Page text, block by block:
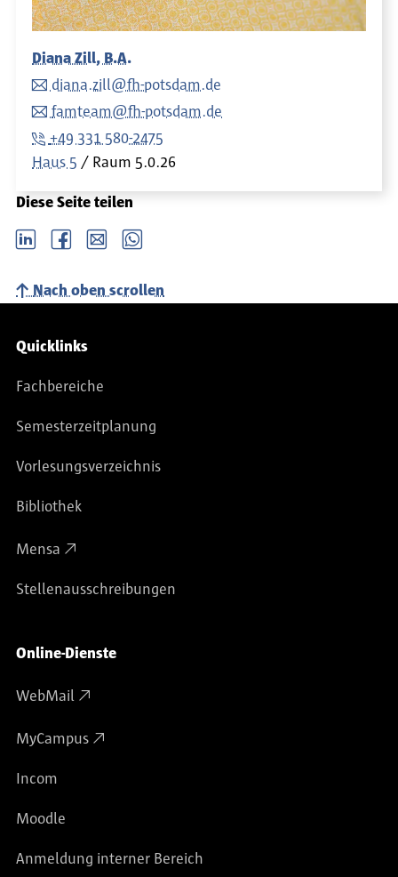
Diana Zill, B.A.
diana.zill@fh-potsdam.de
famteam@fh-potsdam.de
+49 331 580-2475
Haus 5
Raum 5.0.26
Diese Seite teilen
LinkedIn Facebook email Whatsapp
Nach oben scrollen
Service-Navigation
Quicklinks
Fachbereiche
Semesterzeitplanung
Vorlesungsverzeichnis
Bibliothek
Mensa
Stellenausschreibungen
Online-Dienste
WebMail
MyCampus
Incom
Moodle
Anmeldung interner Bereich